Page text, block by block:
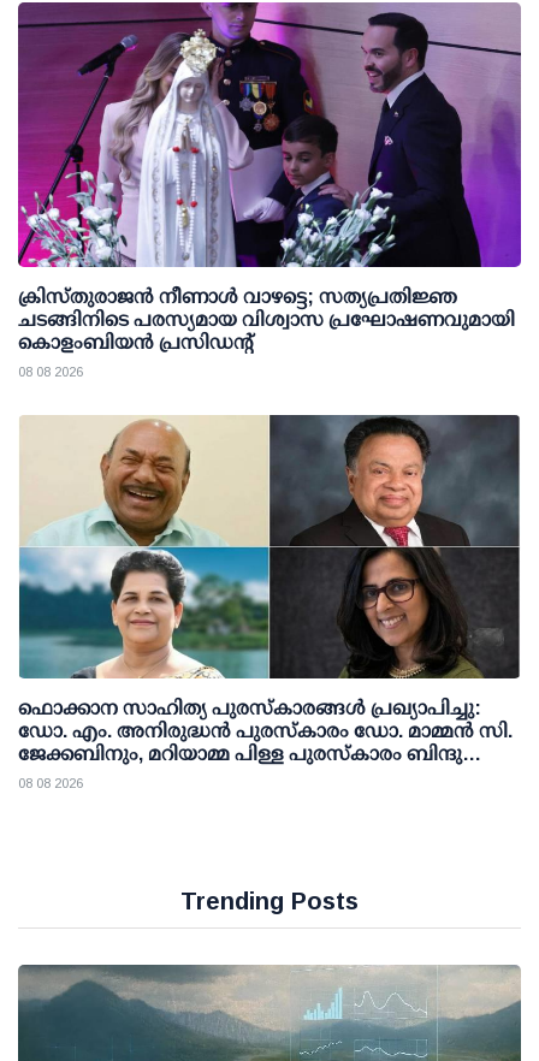
ക്രിസ്തുരാജൻ നീണാൾ വാഴട്ടെ; സത്യപ്രതിജ്ഞ
ചടങ്ങിനിടെ പരസ്യമായ വിശ്വാസ പ്രഘോഷണവുമായി
കൊളംബിയൻ പ്രസിഡന്റ്
08 08 2026
ഫൊക്കാന സാഹിത്യ പുരസ്‌കാരങ്ങള്‍ പ്രഖ്യാപിച്ചു:
ഡോ. എം. അനിരുദ്ധന്‍ പുരസ്‌കാരം ഡോ. മാമ്മന്‍ സി.
ജേക്കബിനും, മറിയാമ്മ പിള്ള പുരസ്‌കാരം ബിന്ദു
കാനയ്ക്കും
08 08 2026
Trending Posts